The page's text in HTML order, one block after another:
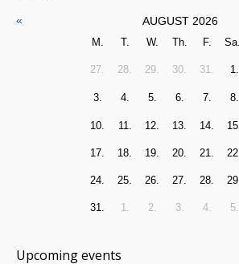
« AUGUST 2026
M. T. W. Th. F. Sa..
27. 28. 29. 30. 31. 1.
3. 4. 5. 6. 7. 8.
10. 11. 12. 13. 14. 15.
17. 18. 19. 20. 21. 22.
24. 25. 26. 27. 28. 29.
31. 1. 2. 3. 4. 5.
Upcoming events